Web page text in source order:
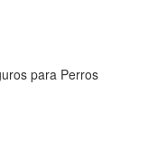
para Perros